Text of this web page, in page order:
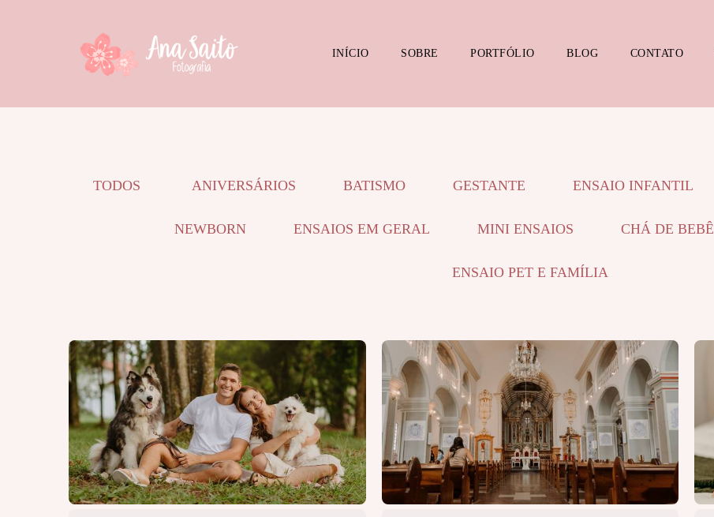
INÍCIO SOBRE PORTFÓLIO BLOG CONTATO
TODOS ANIVERSÁRIOS BATISMO GESTANTE ENSAIO INFANTIL
NEWBORN ENSAIOS EM GERAL MINI ENSAIOS CHÁ DE BEBÊ
ENSAIO PET E FAMÍLIA